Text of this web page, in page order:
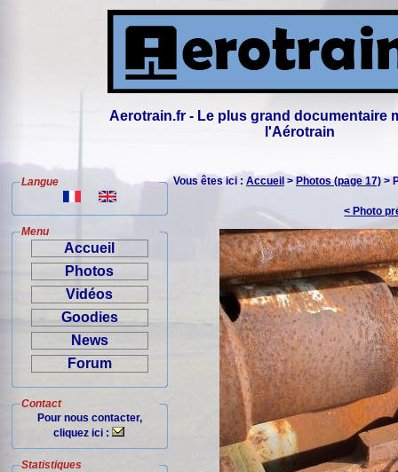
Aerotrain.fr - Le plus grand documentaire
l'Aérotrain
Langue
Menu
Accueil
Photos
Vidéos
Goodies
News
Forum
Contact
Pour nous contacter,
cliquez ici :
Statistiques
Vous êtes ici : Accueil > Photos (page 17) >
< Photo